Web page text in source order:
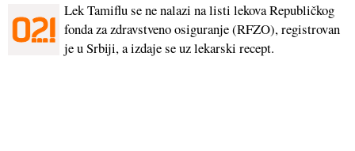
Lek Tamiflu se ne nalazi na listi lekova Republičkog
fonda za zdravstveno osiguranje (RFZO), registrovan
je u Srbiji, a izdaje se uz lekarski recept.